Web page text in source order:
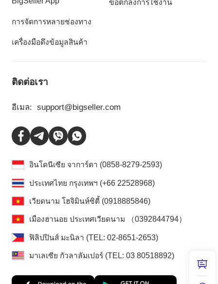
การจัดการหลายช่องทาง
เครื่องมือดึงข้อมูลสินค้า
ข้อตกลงการใช้งาน
ติดต่อเรา
อีเมล: support@bigseller.com
อินโดนีเซีย จาการ์ตา (0858-8279-2593)
ประเทศไทย กรุงเทพฯ (+66 22528968)
เวียดนาม โฮจิมินห์ซิตี้ (0918885846)
เมืองฮานอย ประเทศเวียดนาม （0392844794）
ฟิลิปปินส์ มะนิลา (TEL: 02-8651-2653)
มาเลเซีย กัวลาลัมเปอร์ (TEL: 03 80518892)